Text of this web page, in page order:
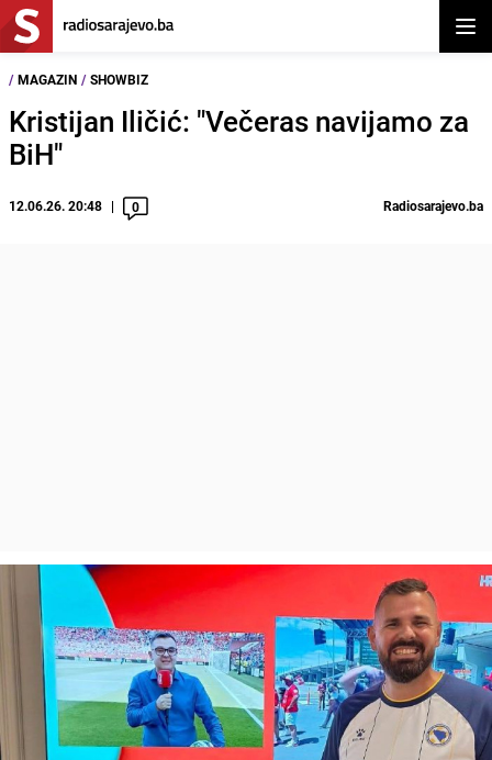
/ MAGAZIN / SHOWBIZ
Kristijan Iličić: "Večeras navijamo za
BiH"
12.06.26. 20:48 0 Radiosarajevo.ba